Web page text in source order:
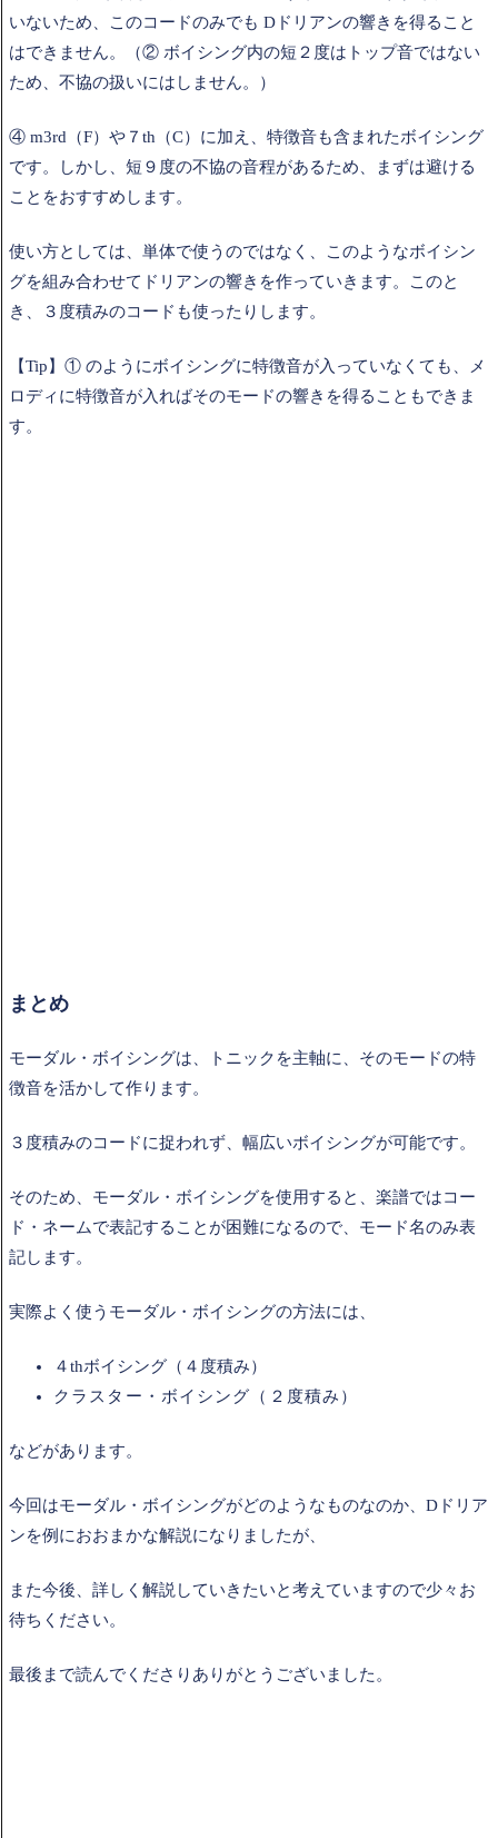
いないため、このコードのみでも Dドリアンの響きを得ること
はできません。（② ボイシング内の短２度はトップ音ではない
ため、不協の扱いにはしません。）
④ m3rd（F）や７th（C）に加え、特徴音も含まれたボイシング
です。しかし、短９度の不協の音程があるため、まずは避ける
ことをおすすめします。
使い方としては、単体で使うのではなく、このようなボイシン
グを組み合わせてドリアンの響きを作っていきます。このと
き、３度積みのコードも使ったりします。
【Tip】① のようにボイシングに特徴音が入っていなくても、メ
ロディに特徴音が入ればそのモードの響きを得ることもできま
す。
まとめ
モーダル・ボイシングは、トニックを主軸に、そのモードの特
徴音を活かして作ります。
３度積みのコードに捉われず、幅広いボイシングが可能です。
そのため、モーダル・ボイシングを使用すると、楽譜ではコー
ド・ネームで表記することが困難になるので、モード名のみ表
記します。
実際よく使うモーダル・ボイシングの方法には、
４thボイシング（４度積み）
クラスター・ボイシング（２度積み）
などがあります。
今回はモーダル・ボイシングがどのようなものなのか、Dドリア
ンを例におおまかな解説になりましたが、
また今後、詳しく解説していきたいと考えていますので少々お
待ちください。
最後まで読んでくださりありがとうございました。